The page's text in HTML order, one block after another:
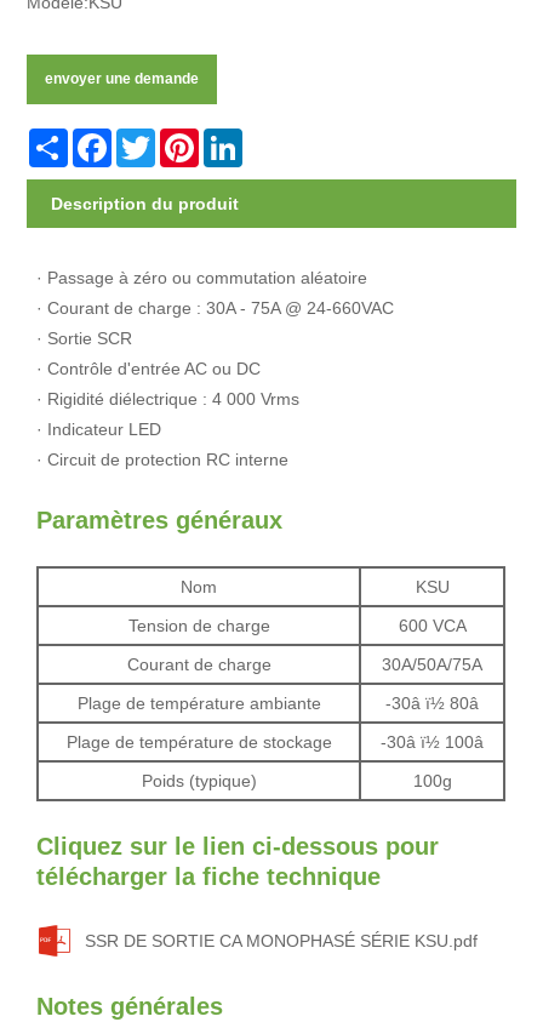
envoyer une demande
ShareFacebook
TwitterPinterest
Description du produit
· Passage à zéro ou commutation aléatoire
· Courant de charge : 30A - 75A @ 24-660VAC
· Sortie SCR
· Contrôle d'entrée AC ou DC
· Rigidité diélectrique : 4 000 Vrms
· Indicateur LED
· Circuit de protection RC interne
Paramètres généraux
Nom
KSU
Tension de charge
600 VCA
Courant de charge
30A/50A/75A
Plage de température ambiante
-30â ï½ 80â
Plage de température de stockage
-30â ï½ 100â
Poids (typique)
100g
Cliquez sur le lien ci-dessous pour
télécharger la fiche technique
SSR DE SORTIE CA MONOPHASÉ SÉRIE KSU.pdf
Notes générales